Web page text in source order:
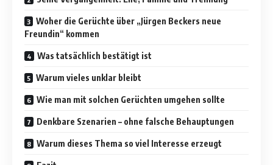
Woher die Gerüchte über „Jürgen Beckers neue
Freundin“ kommen
Was tatsächlich bestätigt ist
Warum vieles unklar bleibt
Wie man mit solchen Gerüchten umgehen sollte
Denkbare Szenarien – ohne falsche Behauptungen
Warum dieses Thema so viel Interesse erzeugt